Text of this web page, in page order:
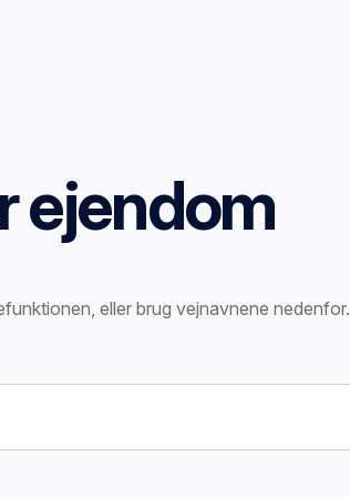
ejendom
eller brug vejnavnene nedenfor.